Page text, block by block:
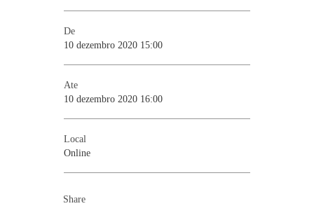
De
10 dezembro 2020 15:00
Ate
10 dezembro 2020 16:00
Local
Online
Share